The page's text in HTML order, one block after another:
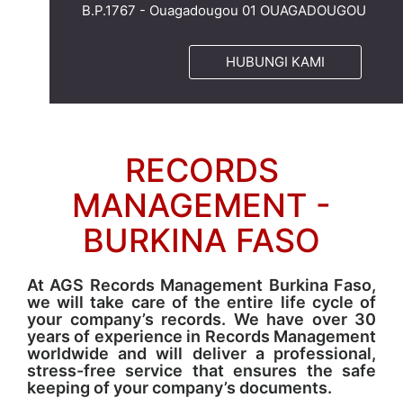
B.P.1767 - Ouagadougou 01 OUAGADOUGOU
HUBUNGI KAMI
RECORDS
MANAGEMENT -
BURKINA FASO
At AGS Records Management Burkina Faso,
we will take care of the entire life cycle of
your company’s records. We have over 30
years of experience in Records Management
worldwide and will deliver a professional,
stress-free service that ensures the safe
keeping of your company’s documents.